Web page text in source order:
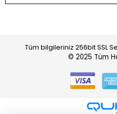
Tüm bilgileriniz 256bit SSL
© 2025 Tüm